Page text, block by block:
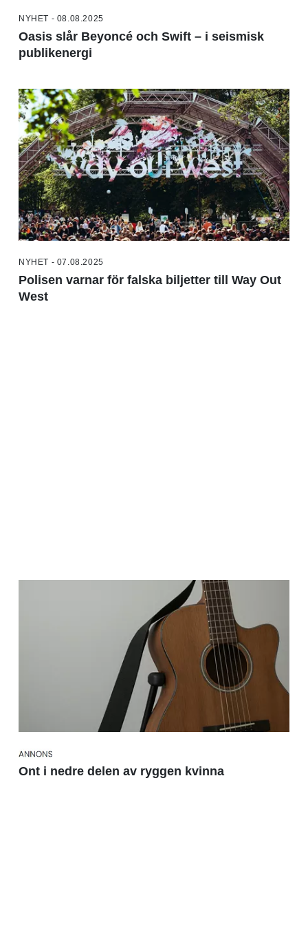
NYHET - 08.08.2025
Oasis slår Beyoncé och Swift – i seismisk
publikenergi
NYHET - 07.08.2025
Polisen varnar för falska biljetter till Way Out
West
Ont i nedre delen av ryggen kvinna